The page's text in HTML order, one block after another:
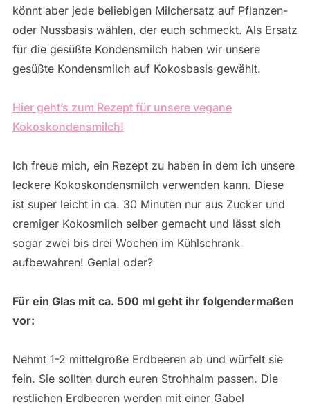
könnt aber jede beliebigen Milchersatz auf Pflanzen-
oder Nussbasis wählen, der euch schmeckt. Als Ersatz
für die gesüßte Kondensmilch haben wir unsere
gesüßte Kondensmilch auf Kokosbasis gewählt.
Hier geht’s zum Rezept für unsere vegane
Kokoskondensmilch!
Ich freue mich, ein Rezept zu haben in dem ich unsere
leckere Kokoskondensmilch verwenden kann. Diese
ist super leicht in ca. 30 Minuten nur aus Zucker und
cremiger Kokosmilch selber gemacht und lässt sich
sogar zwei bis drei Wochen im Kühlschrank
aufbewahren! Genial oder?
Für ein Glas mit ca. 500 ml geht ihr folgendermaßen
vor:
Nehmt 1-2 mittelgroße Erdbeeren ab und würfelt sie
fein. Sie sollten durch euren Strohhalm passen. Die
restlichen Erdbeeren werden mit einer Gabel